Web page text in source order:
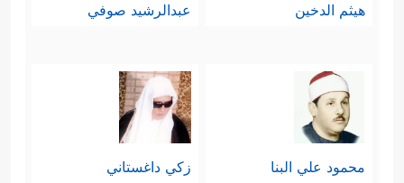
هيثم الدخين عبدالرشيد صوفي
محمود علي البنا زكي داغستاني